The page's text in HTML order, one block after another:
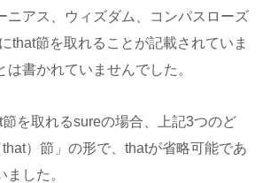
ニアス、ウィズダム、コンパスローズ
that節を取れることが記載されていま
は書かれていませんでした。
を取れるsureの場合、上記3つのど
）節」の形で、thatが省略可能であ
した。